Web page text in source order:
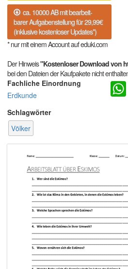
ca. 10000 AB mit bearbeit-
barer Aufgabenstellung für 29,99€
(inklusive kostenloser Updates*)
* nur mit einem Account auf eduki.com
Der Hinweis"Kostenloser Download von
bei den Dateien der Kaufpakete nicht
Fachliche Einordnung
Erdkunde
Schlagwörter
Völker